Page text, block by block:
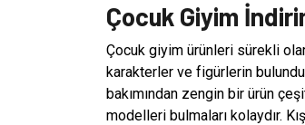
Çocuk Giyim
Çocuk giyim ürünleri sürekli
karakterler ve figürlerin
bakımından zengin bir ürün
modelleri bulmaları kolaydır.